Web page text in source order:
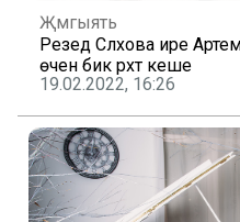
Җәмгыять
Резедә Сәләхова ире
өчен бик рәхәт кеше
19.02.2022, 16:26